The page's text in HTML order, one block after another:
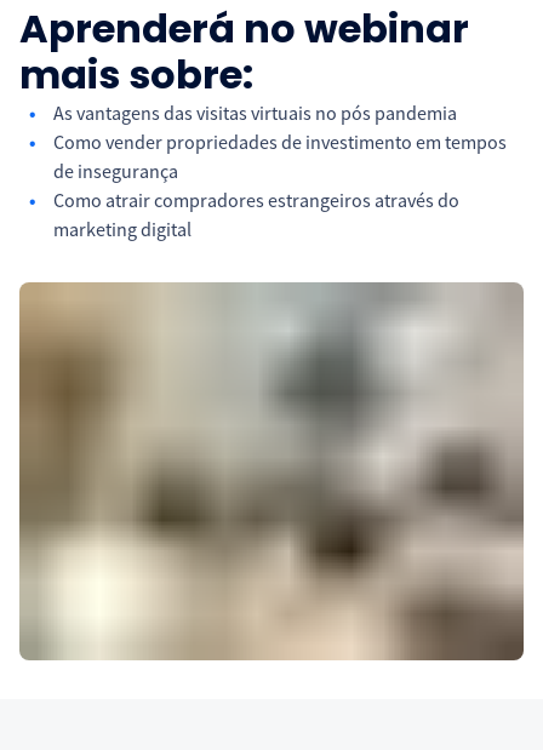
Aprenderá no webinar
mais sobre:
As vantagens das visitas virtuais no pós pandemia
Como vender propriedades de investimento em tempos
de insegurança
Como atrair compradores estrangeiros através do
marketing digital